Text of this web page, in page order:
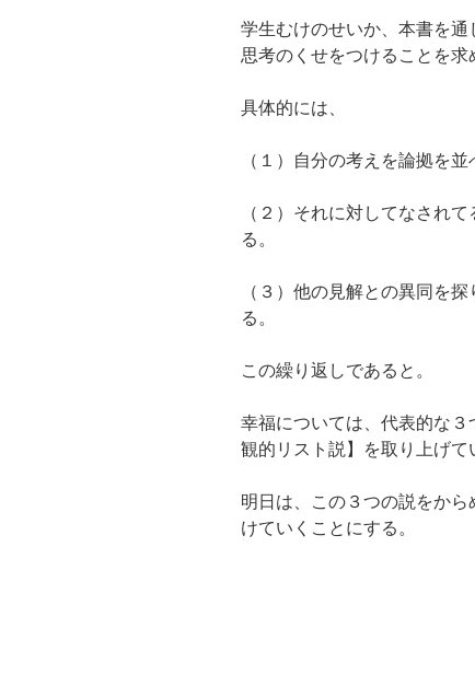
学生むけのせいか、本書を
思考のくせをつけることを求
具体的には、
（１）自分の考えを論拠を並
（２）それに対してなされ
る。
（３）他の見解との異同を
る。
この繰り返しであると。
幸福については、代表的な３
観的リスト説】を取り上げて
明日は、この３つの説をか
けていくことにする。